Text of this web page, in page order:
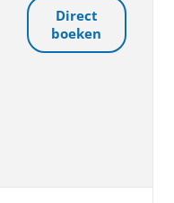
Direct
boeken